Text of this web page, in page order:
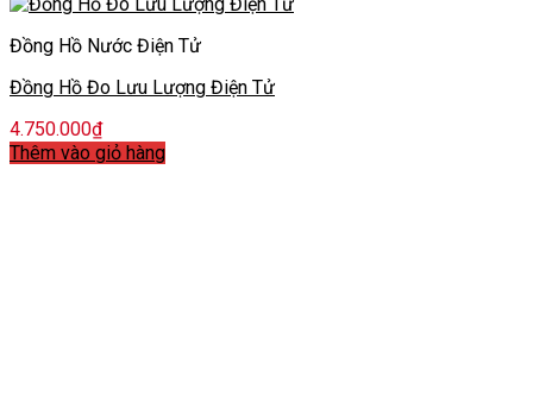
Đồng Hồ Nước Điện Tử
Đồng Hồ Đo Lưu Lượng Điện Tử
4.750.000₫
Thêm vào giỏ hàng